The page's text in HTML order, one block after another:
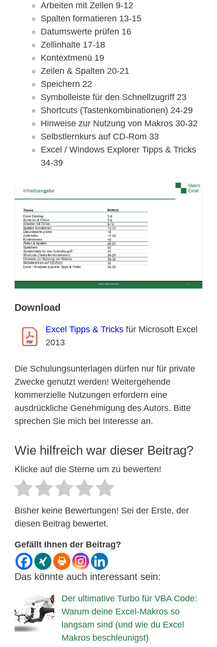
Arbeiten mit Zellen 9-12
Spalten formatieren 13-15
Datumswerte prüfen 16
Zellinhalte 17-18
Kontextmenü 19
Zeilen & Spalten 20-21
Speichern 22
Symbolleiste für den Schnellzugriff 23
Shortcuts (Tastenkombinationen) 24-29
Hinweise zur Nutzung von Makros 30-32
Selbstlernkurs auf CD-Rom 33
Excel / Windows Explorer Tipps & Tricks
34-39
Download
Excel Tipps & Tricks für Microsoft Excel
2013
Die Schulungsunterlagen dürfen nur für private
Zwecke genutzt werden! Weitergehende
kommerzielle Nutzungen erfordern eine
ausdrückliche Genehmigung des Autors. Bitte
sprechen Sie mich bei Interesse an.
Wie hilfreich war dieser Beitrag?
Klicke auf die Sterne um zu bewerten!
Bisher keine Bewertungen! Sei der Erste, der
diesen Beitrag bewertet.
Gefällt Ihnen der Beitrag?
Das könnte auch interessant sein:
Der ultimative Turbo für VBA Code:
Warum deine Excel-Makros so
langsam sind (und wie du Excel
Makros beschleunigst)